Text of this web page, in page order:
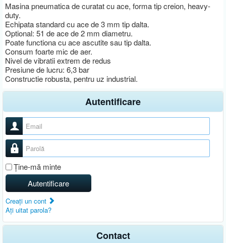
Masina pneumatica de curatat cu ace, forma tip creion, heavy-
duty.
Echipata standard cu ace de 3 mm tip dalta.
Optional: 51 de ace de 2 mm diametru.
Poate functiona cu ace ascutite sau tip dalta.
Consum foarte mic de aer.
Nivel de vibratii extrem de redus
Presiune de lucru: 6,3 bar
Constructie robusta, pentru uz industrial.
Autentificare
Nume utilizator
Parolă
Ţine-mă minte
Autentificare
Creaţi un cont
Aţi uitat parola?
Contact